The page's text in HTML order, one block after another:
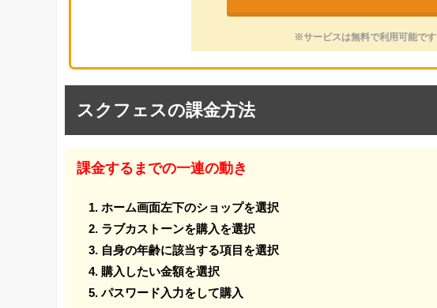
※サービスは無料で利用可能です
スクフェスの課金方法
課金するまでの一連の動き
ホーム画面左下のショップを選択
ラブカストーンを購入を選択
自身の年齢に該当する項目を選択
購入したい金額を選択
パスワード入力をして購入